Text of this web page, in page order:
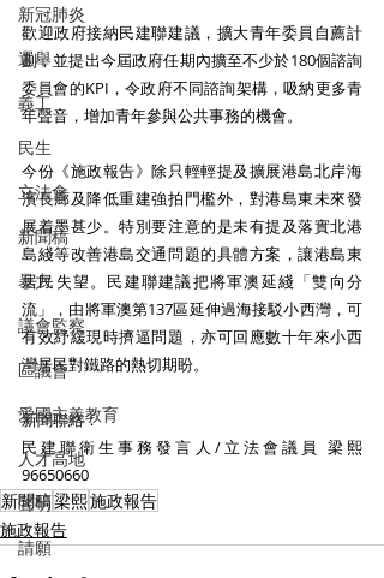
新冠肺炎
選舉
義工
民生
立法會
新聞稿
暴力
議會監察
區議會
愛國主義教育
人才高地
聲明
請願
歡迎政府接納民建聯建議，擴大青年委員自薦計
劃，並提出今屆政府任期內擴至不少於180個諮詢
委員會的KPI，令政府不同諮詢架構，吸納更多青
年聲音，增加青年參與公共事務的機會。
今份《施政報告》除只輕輕提及擴展港島北岸海
濱長廊及降低重建強拍門檻外，對港島東未來發
展着墨甚少。特別要注意的是未有提及落實北港
島綫等改善港島交通問題的具體方案，讓港島東
居民失望。民建聯建議把將軍澳延綫「雙向分
流」，由將軍澳第137區延伸過海接駁小西灣，可
有效紓緩現時擠逼問題，亦可回應數十年來小西
灣居民對鐵路的熱切期盼。
新聞聯絡：
民建聯衛生事務發言人/立法會議員 梁熙
96650660
新聞稿梁熙施政報告
施政報告